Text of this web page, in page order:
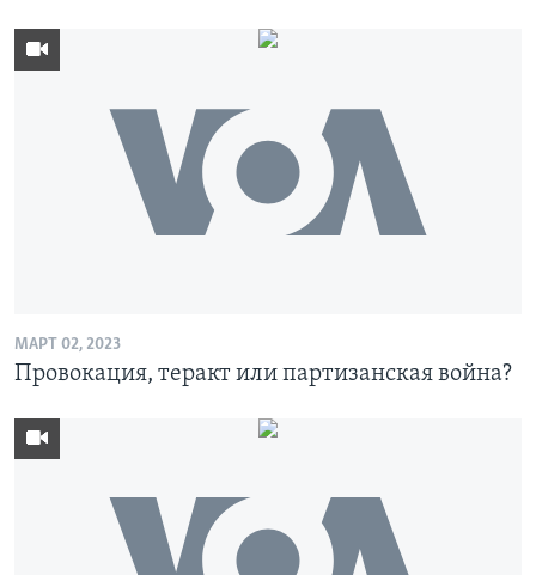
МАРТ 02, 2023
Провокация, теракт или партизанская война?